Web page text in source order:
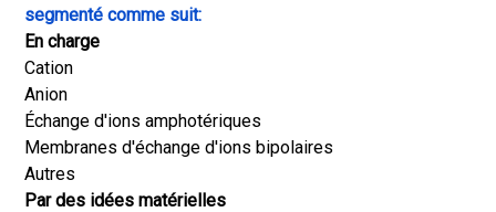
segmenté comme suit:
En charge
Cation
Anion
Échange d'ions amphotériques
Membranes d'échange d'ions bipolaires
Autres
Par des idées matérielles